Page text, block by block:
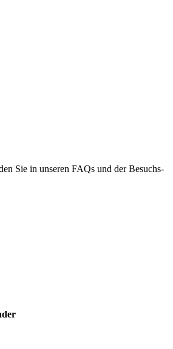
Sie in unseren FAQs und der Besuchs-